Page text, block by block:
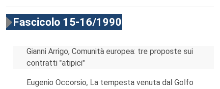
Fascicolo 15-16/1990
Gianni Arrigo, Comunità europea: tre proposte sui
contratti "atipici"
Eugenio Occorsio, La tempesta venuta dal Golfo